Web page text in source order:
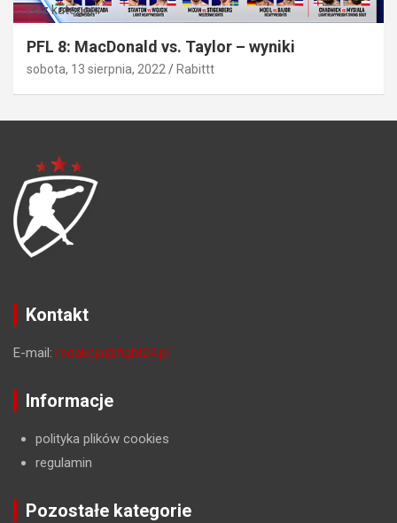
Bez kategorii
PFL 8: MacDonald vs. Taylor – wyniki
sobota, 13 sierpnia, 2022 Rabittt
Kontakt
E-mail: redakcja@fight24.pl
Informacje
polityka plików cookies
regulamin
Pozostałe kategorie